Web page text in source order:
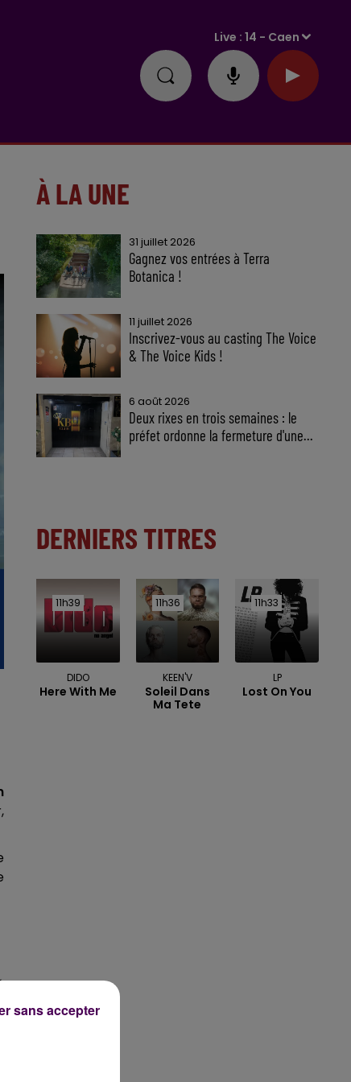
Live :14 - Caen
À LA UNE
31 juillet 2026
Gagnez vos entrées à Terra
Botanica !
11 juillet 2026
Inscrivez-vous au casting The Voice
& The Voice Kids !
6 août 2026
Deux rixes en trois semaines : le
préfet ordonne la fermeture d'une...
DERNIERS TITRES
11h39
11h39
DIDO
Here With Me
11h36
11h36
KEEN'V
Soleil Dans
Ma Tete
11h33
11h33
LP
Lost On You
sans accepter